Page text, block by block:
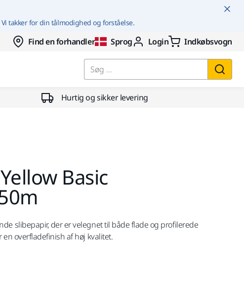
takker for din tålmodighed og forståelse.
Find en forhandler Sprog Login Indkøbsvogn
Søg ...
Hurtig og sikker levering
Basic
slibepapir, der er velegnet til både flade og profilerede
overfladefinish af høj kvalitet.